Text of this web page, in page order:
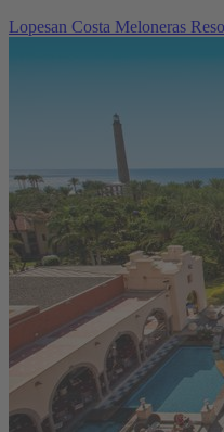
Lopesan Costa Meloneras